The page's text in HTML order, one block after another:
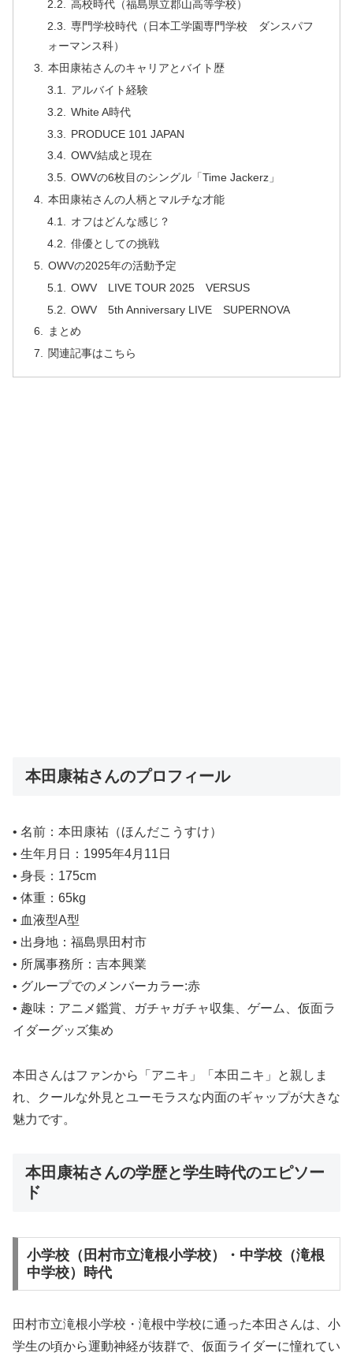
高校時代（福島県立郡山高等学校）
専門学校時代（日本工学園専門学校 ダンスパフ
ォーマンス科）
本田康祐さんのキャリアとバイト歴
アルバイト経験
White A時代
PRODUCE 101 JAPAN
OWV結成と現在
OWVの6枚目のシングル「Time Jackerz」
本田康祐さんの人柄とマルチな才能
オフはどんな感じ？
俳優としての挑戦
OWVの2025年の活動予定
OWV LIVE TOUR 2025 VERSUS
OWV 5th Anniversary LIVE SUPERNOVA
まとめ
関連記事はこちら
本田康祐さんのプロフィール
• 名前：本田康祐（ほんだこうすけ）
• 生年月日：1995年4月11日
• 身長：175cm
• 体重：65kg
• 血液型A型
• 出身地：福島県田村市
• 所属事務所：吉本興業
• グループでのメンバーカラー:赤
• 趣味：アニメ鑑賞、ガチャガチャ収集、ゲーム、仮面ラ
イダーグッズ集め
本田さんはファンから「アニキ」「本田ニキ」と親しま
れ、クールな外見とユーモラスな内面のギャップが大きな
魅力です。
本田康祐さんの学歴と学生時代のエピソー
ド
小学校（田村市立滝根小学校）・中学校（滝根
中学校）時代
田村市立滝根小学校・滝根中学校に通った本田さんは、小
学生の頃から運動神経が抜群で、仮面ライダーに憧れてい